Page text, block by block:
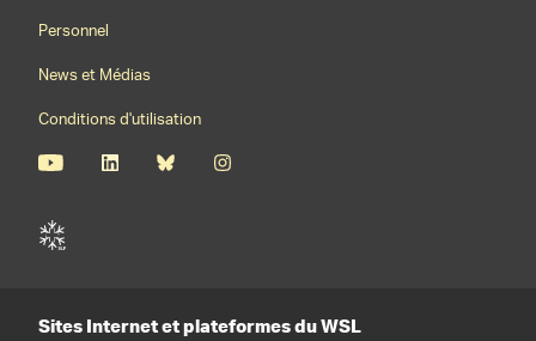
Personnel
News et Médias
Conditions d'utilisation
Sites Internet et plateformes du WSL